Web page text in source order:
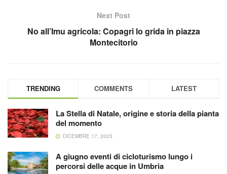
Next Post
No all’Imu agricola: Copagri lo grida in piazza
Montecitorio
TRENDING COMMENTS LATEST
La Stella di Natale, origine e storia della pianta
del momento
DICEMBRE 17, 2025
A giugno eventi di cicloturismo lungo i
percorsi delle acque in Umbria